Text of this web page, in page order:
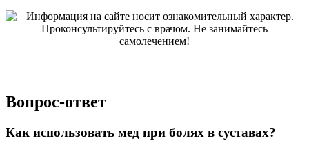
Вопрос-ответ
Как использовать мед при болях в суставах?